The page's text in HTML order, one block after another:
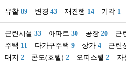
유찰 89 변경 43 재진행 14 기각 1
근린시설 33 아파트 30 공장 20 근
주택 11 다가구주택 9 상가 4 근린
대지 2 콘도(호텔) 2 오피스텔 2 자